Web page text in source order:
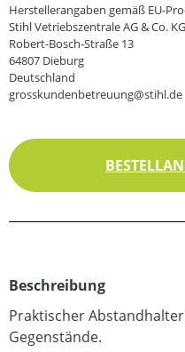
Herstellerangaben gemäß EU-
Stihl Vetriebszentrale AG & Co. KG
Robert-Bosch-Straße 13
64807 Dieburg
Deutschland
grosskundenbetreuung@stihl.de
Beschreibung
Praktischer
Gegenstände.